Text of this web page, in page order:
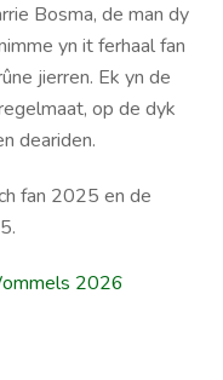
Bosma, de man dy
yn it ferhaal fan
jierren. Ek yn de
op de dyk
deariden.
fan 2025 en de
2026